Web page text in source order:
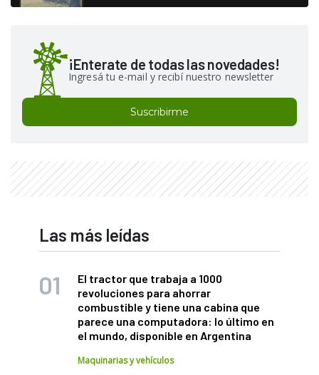
¡Enterate de todas las novedades!
Ingresá tu e-mail y recibí nuestro newsletter
Suscribirme
Las más leídas
El tractor que trabaja a 1000
revoluciones para ahorrar
combustible y tiene una cabina que
parece una computadora: lo último en
el mundo, disponible en Argentina
Maquinarias y vehículos